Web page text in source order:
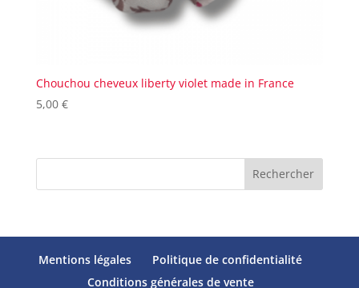
Chouchou cheveux liberty violet made in France
5,00 €
Rechercher
Mentions légales
Politique de confidentialité
Conditions générales de vente